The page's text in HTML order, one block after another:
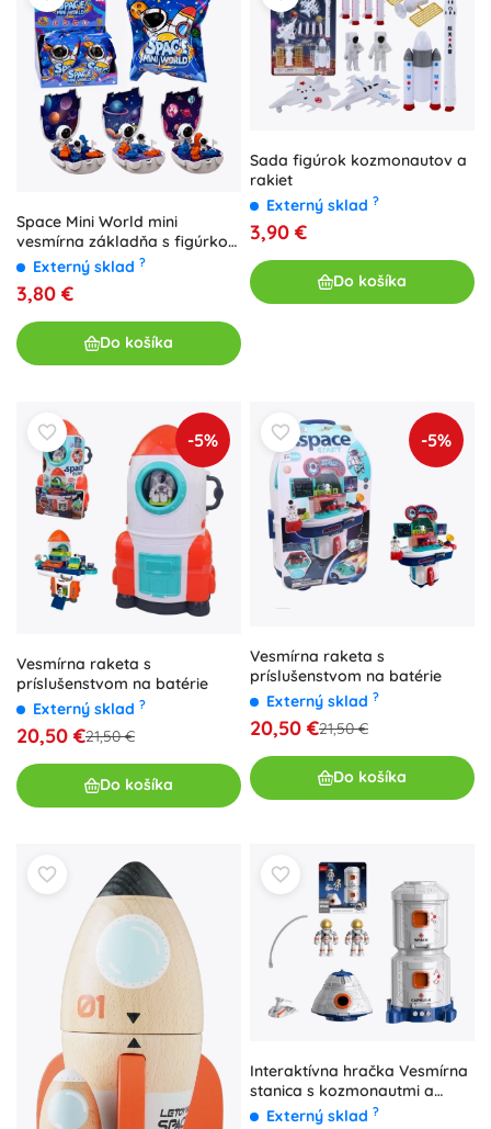
Space Mini World mini
vesmírna základňa s figúrkou
astronauta
Externý sklad ?
3,80 €
Do košíka
Sada figúrok kozmonautov a
rakiet
Externý sklad ?
3,90 €
Do košíka
-5%
Vesmírna raketa s
príslušenstvom na batérie
Externý sklad ?
20,50 €21,50 €
Do košíka
-5%
Vesmírna raketa s
príslušenstvom na batérie
Externý sklad ?
20,50 €21,50 €
Do košíka
Interaktívna hračka Vesmírna
stanica s kozmonautmi a
raketoplánom
Externý sklad ?